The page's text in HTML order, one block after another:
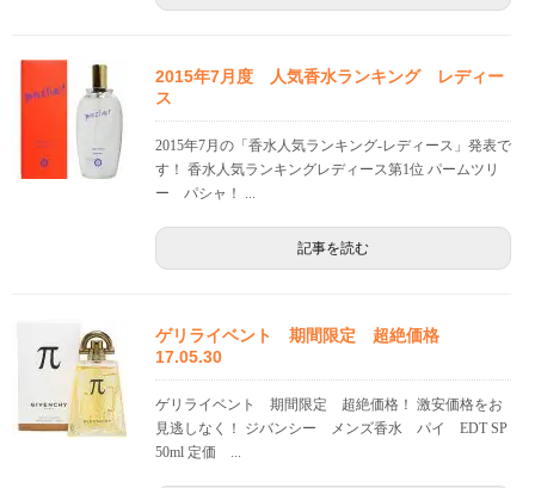
2015年7月度 人気香水ランキング レディー
ス
2015年7月の「香水人気ランキング-レディース」発表で
す！ 香水人気ランキングレディース第1位 パームツリ
ー パシャ！ ...
記事を読む
ゲリライベント 期間限定 超絶価格
17.05.30
ゲリライベント 期間限定 超絶価格！ 激安価格をお
見逃しなく！ ジバンシー メンズ香水 パイ EDT SP
50ml 定価 ...